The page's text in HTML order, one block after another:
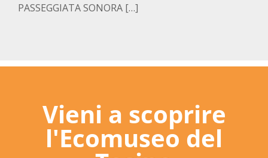
PASSEGGIATA SONORA […]
Vieni a scoprire
l'Ecomuseo del